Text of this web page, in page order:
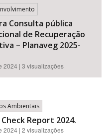
Consulta pública
de Recuperação
– Planaveg 2025-
2024 | 3 visualizações
Ambientais
Report 2024.
2024 | 2 visualizações